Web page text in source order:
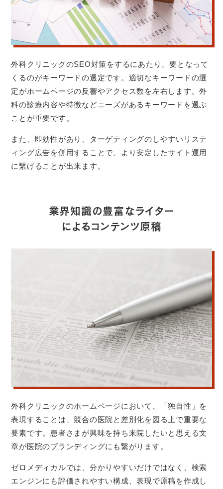
外科クリニックのSEO対策をするにあたり、要となって
くるのがキーワードの選定です。適切なキーワードの選
定がホームページの反響やアクセス数を左右します。外
科の診療内容や特徴などニーズがあるキーワードを選ぶ
ことが重要です。
また、即効性があり、ターゲティングのしやすいリステ
ィング広告を併用することで、より安定したサイト運用
に繋げることが出来ます。
業界知識の豊富なライター
によるコンテンツ原稿
外科クリニックのホームページにおいて、「独自性」を
表現することは、競合の医院と差別化を図る上で重要な
要素です。患者さまが興味を持ち来院したいと思える文
章が医院のブランディングにも繋がります。
ゼロメディカルでは、分かりやすいだけではなく、検索
エンジンにも評価されやすい構成、表現で原稿を作成し